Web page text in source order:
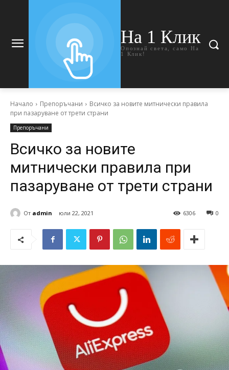
На 1 Клик
Опознай света, само На
1 Клик!
Начало Препоръчани
Всичко за новите митнически правила
при пазаруване от трети страни
Препоръчани
Всичко за новите
митнически правила при
пазаруване от трети страни
От admin юли 22, 2021 0
6306